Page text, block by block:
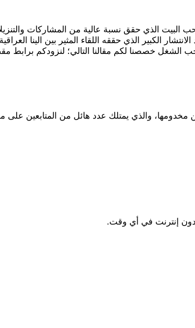
البيت الذي حقق نسبة عالية من المشاركات
الكبير الذي حققه اللقاء المثير بين الينا
خصصنا لكم مقالنا التالي؛ لنزودكم برابط
والذي يمتلك عدد هائل من المتابعين على
دون إنترنت في أي وقت.